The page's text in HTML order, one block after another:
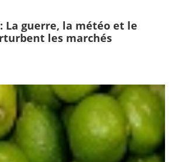
: La guerre, la météo et le
les marchés